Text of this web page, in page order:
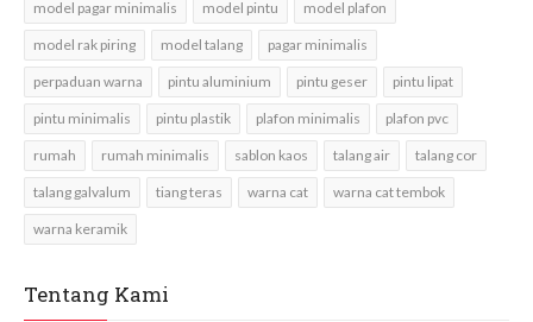
model pagar minimalis model pintu model plafon
model rak piring model talang pagar minimalis
perpaduan warna pintu aluminium pintu geser pintu lipat
pintu minimalis pintu plastik plafon minimalis plafon pvc
rumah rumah minimalis sablon kaos talang air talang cor
talang galvalum tiang teras warna cat warna cat tembok
warna keramik
Tentang Kami